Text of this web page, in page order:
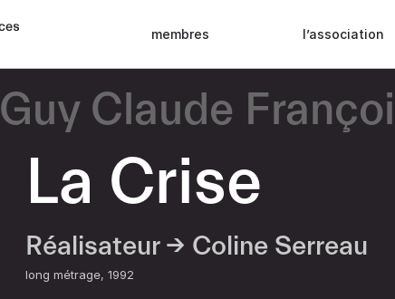
membres l’association
Guy Claude
La Crise
Réalisateur → Coline Serreau
long métrage 1992